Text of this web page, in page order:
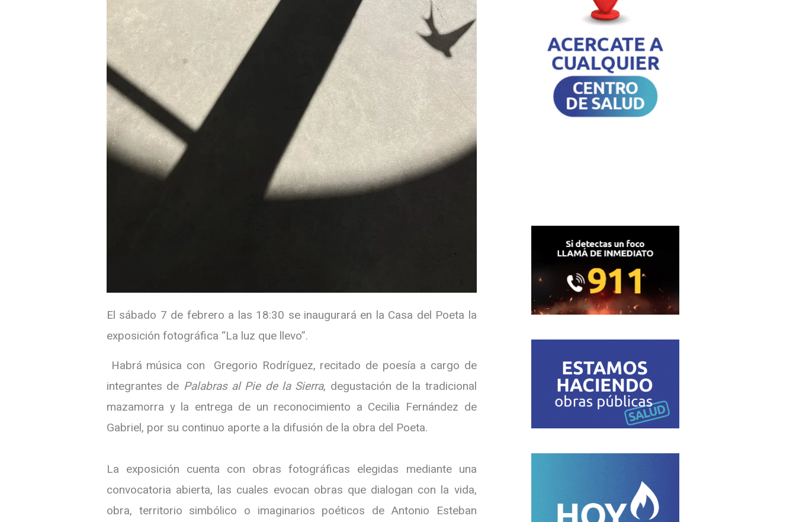
El sábado 7 de febrero a las 18:30 se inaugurará en la Casa del Poeta la
exposición fotográfica “La luz que llevo”.
Habrá música con Gregorio Rodríguez, recitado de poesía a cargo de
integrantes de Palabras al Pie de la Sierra, degustación de la tradicional
mazamorra y la entrega de un reconocimiento a Cecilia Fernández de
Gabriel, por su continuo aporte a la difusión de la obra del Poeta.
La exposición cuenta con obras fotográficas elegidas mediante una
convocatoria abierta, las cuales evocan obras que dialogan con la vida,
obra, territorio simbólico o imaginarios poéticos de Antonio Esteban